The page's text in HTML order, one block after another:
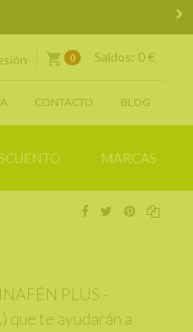
0 Saldos: 0 €
CONTACTO BLOG
MARCAS
PLUS -
que te ayudarán a